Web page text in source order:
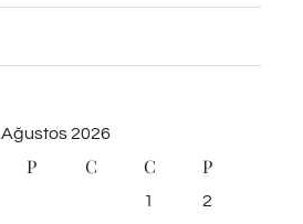
Ağustos 2026
P C C P
1 2